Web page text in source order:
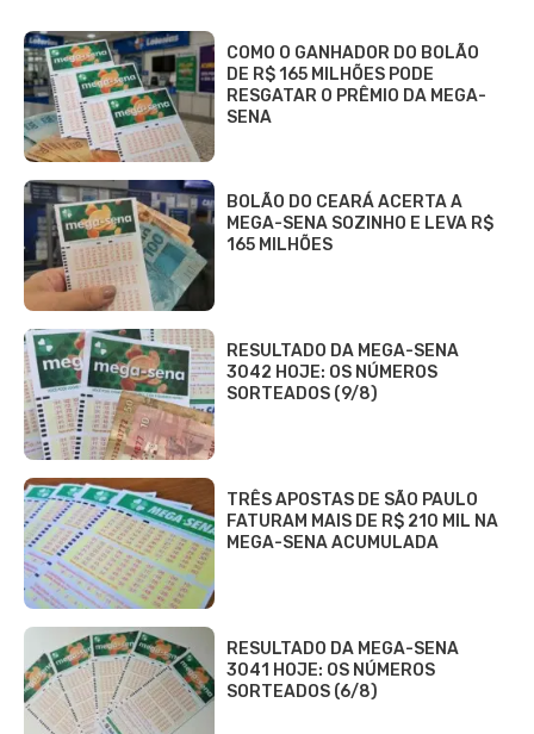
COMO O GANHADOR DO BOLÃO
DE R$ 165 MILHÕES PODE
RESGATAR O PRÊMIO DA MEGA-
SENA
BOLÃO DO CEARÁ ACERTA A
MEGA-SENA SOZINHO E LEVA R$
165 MILHÕES
RESULTADO DA MEGA-SENA
3042 HOJE: OS NÚMEROS
SORTEADOS (9/8)
TRÊS APOSTAS DE SÃO PAULO
FATURAM MAIS DE R$ 210 MIL NA
MEGA-SENA ACUMULADA
RESULTADO DA MEGA-SENA
3041 HOJE: OS NÚMEROS
SORTEADOS (6/8)